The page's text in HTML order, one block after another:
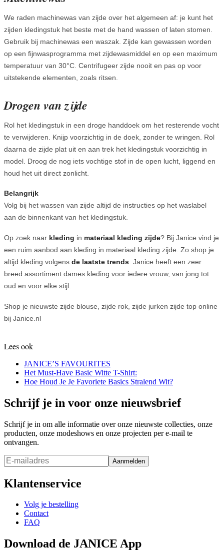
We raden machinewas van zijde over het algemeen af: je kunt het
zijden kledingstuk het beste met de hand wassen of laten stomen.
Gebruik bij machinewas een waszak. Zijde kan gewassen worden
op een fijnwasprogramma met zijdewasmiddel en op een maximum
temperatuur van 30°C. Centrifugeer zijde nooit en pas op voor
uitstekende elementen, zoals ritsen.
Drogen van zijde
Rol het kledingstuk in een droge handdoek om het resterende vocht
te verwijderen. Knijp voorzichtig in de doek, zonder te wringen. Rol
daarna de zijde plat uit en aan trek het kledingstuk voorzichtig in
model. Droog de nog iets vochtige stof in de open lucht, liggend en
houd het uit direct zonlicht.
Belangrijk
Volg bij het wassen van zijde altijd de instructies op het waslabel
aan de binnenkant van het kledingstuk.
Op zoek naar kleding in materiaal kleding zijde? Bij Janice vind je
een ruim aanbod aan kleding in materiaal kleding zijde. Zo shop je
altijd kleding volgens de laatste trends . Janice heeft een zeer
breed assortiment dames kleding voor iedere vrouw, van jong tot
oud en voor elke stijl.
Shop je nieuwste zijde blouse, zijde rok, zijde jurken zijde top online
bij Janice.nl
Lees ook
JANICE’S FAVOURITES
Het Must-Have Basic Witte T-Shirt:
Hoe Houd Je Je Favoriete Basics Stralend Wit?
Schrijf je in voor onze nieuwsbrief
Schrijf je in om alle informatie over onze nieuwste collecties, onze
producten, onze modeshows en onze projecten per e-mail te
ontvangen.
Aanmelden
Klantenservice
Volg je bestelling
Contact
FAQ
Download de JANICE App